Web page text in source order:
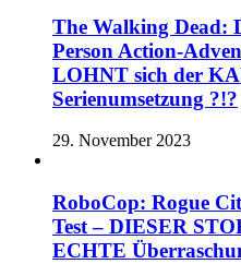
The Walking Dead:
Person Action-
LOHNT sich der
Serienumsetzung ?!?
29. November 2023
RoboCop: Rogue
Test – DIESER
ECHTE